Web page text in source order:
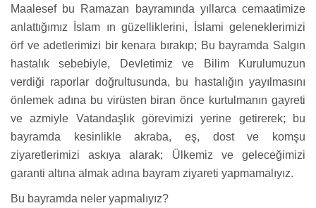
Maalesef bu Ramazan bayramında yıllarca cemaatimize
anlattığımız İslam ın güzelliklerini, İslami geleneklerimizi
örf ve adetlerimizi bir kenara bırakıp; Bu bayramda Salgın
hastalık sebebiyle, Devletimiz ve Bilim Kurulumuzun
verdiği raporlar doğrultusunda, bu hastalığın yayılmasını
önlemek adına bu virüsten biran önce kurtulmanın gayreti
ve azmiyle Vatandaşlık görevimizi yerine getirerek; bu
bayramda kesinlikle akraba, eş, dost ve komşu
ziyaretlerimizi askıya alarak; Ülkemiz ve geleceğimizi
garanti altına almak adına bayram ziyareti yapmamalıyız.
Bu bayramda neler yapmalıyız?